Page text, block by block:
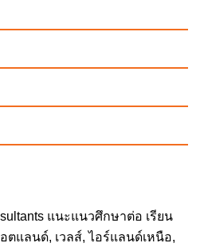
แนะแนวศึกษาต่อ เรียน
ตแลนด์, เวลส์, ไอร์แลนด์เหนือ,